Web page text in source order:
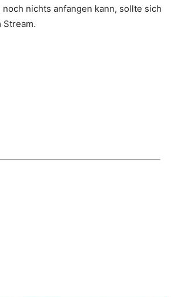
nichts anfangen kann, sollte sich
Stream.